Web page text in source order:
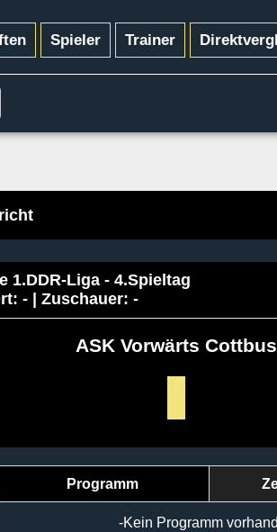
Spieler Trainer
1.DDR-Liga - 4.Spieltag
- | Zuschauer: -
ASK Vorwärts Cottbus
Programm
-Kein Programm